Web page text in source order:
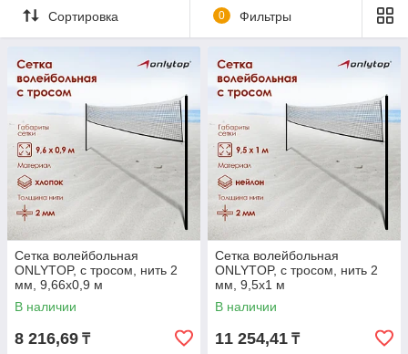
Сортировка 0 Фильтры
Сетка волейбольная
ONLYTOP, с тросом, нить 2
мм, 9,66х0,9 м
В наличии
8 216,69 ₸
Сетка волейбольная
ONLYTOP, с тросом, нить 2
мм, 9,5х1 м
В наличии
11 254,41 ₸